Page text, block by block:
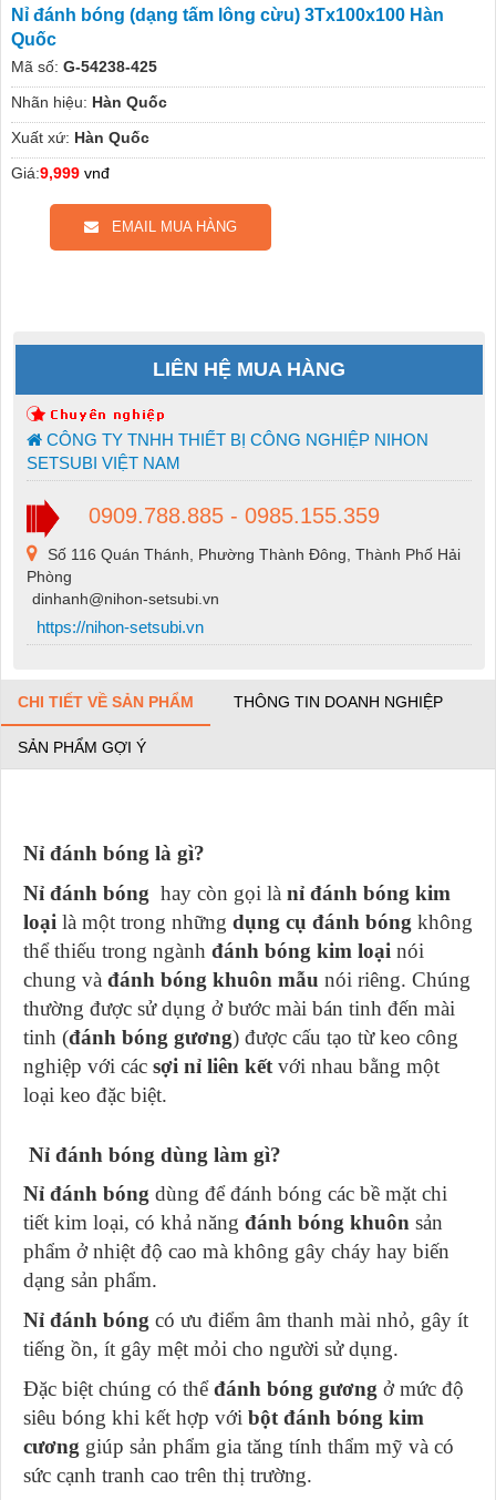
Nỉ đánh bóng (dạng tấm lông cừu) 3Tx100x100 Hàn
Quốc
Mã số: G-54238-425
Nhãn hiệu: Hàn Quốc
Xuất xứ: Hàn Quốc
Giá:9,999 vnđ
EMAIL MUA HÀNG
LIÊN HỆ MUA HÀNG
CÔNG TY TNHH THIẾT BỊ CÔNG NGHIỆP NIHON
SETSUBI VIỆT NAM
0909.788.885 - 0985.155.359
Số 116 Quán Thánh, Phường Thành Đông, Thành Phố Hải
Phòng
dinhanh@nihon-setsubi.vn
https://nihon-setsubi.vn
CHI TIẾT VỀ SẢN PHẨM THÔNG TIN DOANH NGHIỆP
SẢN PHẨM GỢI Ý
Nỉ đánh bóng là gì?
Nỉ đánh bóng hay còn gọi là nỉ đánh bóng kim
loại là một trong những dụng cụ đánh bóng không
thể thiếu trong ngành đánh bóng kim loại nói
chung và đánh bóng khuôn mẫu nói riêng. Chúng
thường được sử dụng ở bước mài bán tinh đến mài
tinh (đánh bóng gương) được cấu tạo từ keo công
nghiệp với các sợi nỉ liên kết với nhau bằng một
loại keo đặc biệt.
Nỉ đánh bóng dùng làm gì?
Nỉ đánh bóng dùng để đánh bóng các bề mặt chi
tiết kim loại, có khả năng đánh bóng khuôn sản
phẩm ở nhiệt độ cao mà không gây cháy hay biến
dạng sản phẩm.
Nỉ đánh bóng có ưu điểm âm thanh mài nhỏ, gây ít
tiếng ồn, ít gây mệt mỏi cho người sử dụng.
Đặc biệt chúng có thểđánh bóng gương ở mức độ
siêu bóng khi kết hợp với bột đánh bóng kim
cương giúp sản phẩm gia tăng tính thẩm mỹ và có
sức cạnh tranh cao trên thị trường.